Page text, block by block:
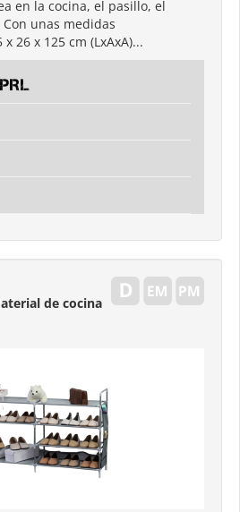
en la cocina, el pasillo, el
unas medidas
26 x 125 cm (LxAxA)...
de cocina